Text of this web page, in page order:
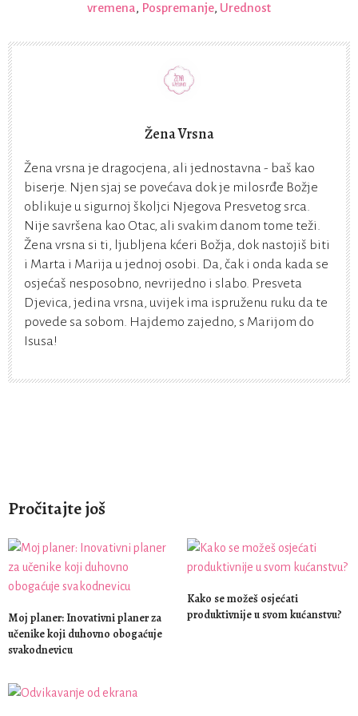
vremena, Pospremanje, Urednost
Žena Vrsna
Žena vrsna je dragocjena, ali jednostavna - baš kao
biserje. Njen sjaj se povećava dok je milosrđe Božje
oblikuje u sigurnoj školjci Njegova Presvetog srca.
Nije savršena kao Otac, ali svakim danom tome teži.
Žena vrsna si ti, ljubljena kćeri Božja, dok nastojiš biti
i Marta i Marija u jednoj osobi. Da, čak i onda kada se
osjećaš nesposobno, nevrijedno i slabo. Presveta
Djevica, jedina vrsna, uvijek ima ispruženu ruku da te
povede sa sobom. Hajdemo zajedno, s Marijom do
Isusa!
Pročitajte još
Moj planer: Inovativni planer za
učenike koji duhovno obogaćuje
svakodnevicu
Kako se možeš osjećati
produktivnije u svom kućanstvu?